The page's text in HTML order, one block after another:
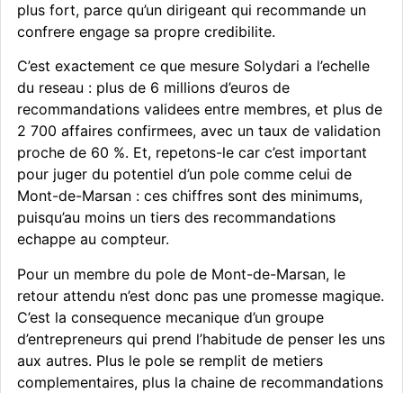
plus fort, parce qu’un dirigeant qui recommande un
confrere engage sa propre credibilite.
C’est exactement ce que mesure Solydari a l’echelle
du reseau : plus de 6 millions d’euros de
recommandations validees entre membres, et plus de
2 700 affaires confirmees, avec un taux de validation
proche de 60 %. Et, repetons-le car c’est important
pour juger du potentiel d’un pole comme celui de
Mont-de-Marsan : ces chiffres sont des minimums,
puisqu’au moins un tiers des recommandations
echappe au compteur.
Pour un membre du pole de Mont-de-Marsan, le
retour attendu n’est donc pas une promesse magique.
C’est la consequence mecanique d’un groupe
d’entrepreneurs qui prend l’habitude de penser les uns
aux autres. Plus le pole se remplit de metiers
complementaires, plus la chaine de recommandations